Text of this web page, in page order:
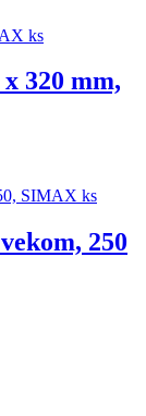
320 mm,
250